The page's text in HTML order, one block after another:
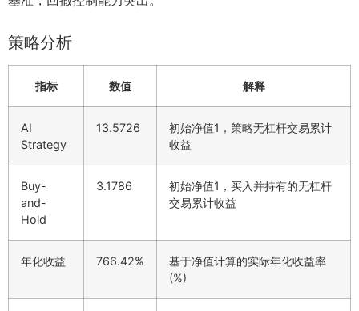
策略分析
指标 数值 解释
AI
Strategy
13.5726
初始净值1，策略无杠杆交易累计
收益
Buy-
and-
Hold
3.1786
初始净值1，买入并持有的无杠杆
交易累计收益
年化收益 766.42%
基于净值计算的实际年化收益率
(%)